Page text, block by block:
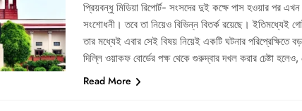
প্রিয়বন্ধু মিডিয়া রিপোর্ট- সংসদের দুই কক্ষে পাস হওয়ার পর
সংশোধনী। তবে তা নিয়েও বিভিন্ন বিতর্ক রয়েছে। ইতিমধ্যেই
তার মধ্যেই এবার সেই বিষয় নিয়েই একটি ঘটনার পরিপ্রেক্ষিতে
দিল্লি ওয়াকফ বোর্ডের পক্ষ থেকে গুরুদ্বার দখল করার চেষ্টা
Read More